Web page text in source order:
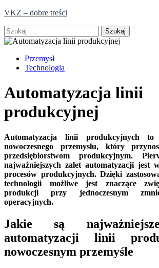
Skip
content
VKZ – dobre treści
Szukaj:
Przemysł
Technologia
Automatyzacja linii
produkcyjnej
Automatyzacja linii produkcyjnych to
nowoczesnego przemysłu, który
przedsiębiorstwom produkcyjnym.
najważniejszych zalet automatyzacji jest
procesów produkcyjnych. Dzięki
technologii możliwe jest znaczące
produkcji przy jednoczesnym
operacyjnych.
Jakie są
automatyzacji linii
nowoczesnym przemyśle